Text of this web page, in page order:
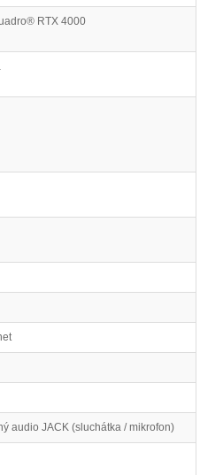
RTX 4000
audio JACK (sluchátka / mikrofon)